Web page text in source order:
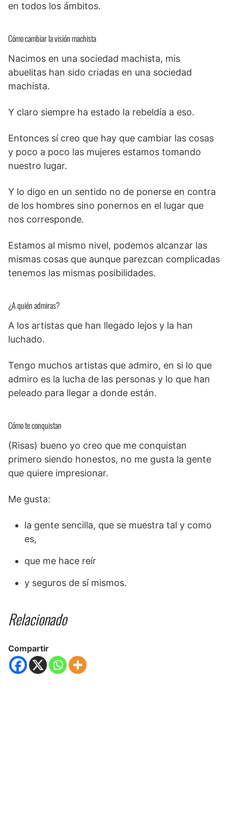
en todos los ámbitos.
Cómo cambiar la visión machista
Nacimos en una sociedad machista, mis
abuelitas han sido criadas en una sociedad
machista.
Y claro siempre ha estado la rebeldía a eso.
Entonces sí creo que hay que cambiar las cosas
y poco a poco las mujeres estamos tomando
nuestro lugar.
Y lo digo en un sentido no de ponerse en contra
de los hombres sino ponernos en el lugar que
nos corresponde.
Estamos al mismo nivel, podemos alcanzar las
mismas cosas que aunque parezcan complicadas
tenemos las mismas posibilidades.
¿A quién admiras?
A los artistas que han llegado lejos y la han
luchado.
Tengo muchos artistas que admiro, en si lo que
admiro es la lucha de las personas y lo que han
peleado para llegar a donde están.
Cómo te conquistan
(Risas) bueno yo creo que me conquistan
primero siendo honestos, no me gusta la gente
que quiere impresionar.
Me gusta:
la gente sencilla, que se muestra tal y como
es,
que me hace reír
y seguros de sí mismos.
Relacionado
Compartir